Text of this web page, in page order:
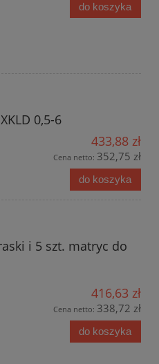
do koszyka
0,5-6
433,88 zł
Cena netto: 352,75 zł
do koszyka
i 5 szt. matryc do
416,63 zł
Cena netto: 338,72 zł
do koszyka